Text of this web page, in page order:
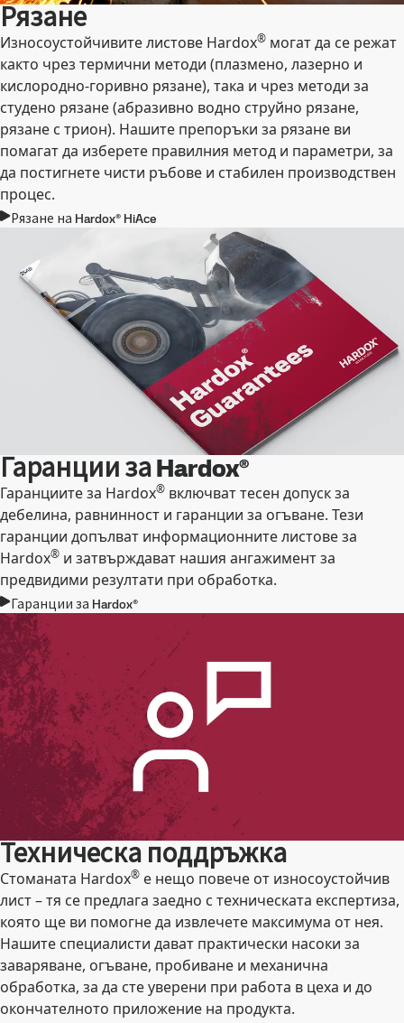
Рязане
Износоустойчивите листове Hardox® могат да се режат
както чрез термични методи (плазмено, лазерно и
кислородно-горивно рязане), така и чрез методи за
студено рязане (абразивно водно струйно рязане,
рязане с трион). Нашите препоръки за рязане ви
помагат да изберете правилния метод и параметри, за
да постигнете чисти ръбове и стабилен производствен
процес.
Рязане на Hardox® HiAce
Гаранции за Hardox®
Гаранциите за Hardox® включват тесен допуск за
дебелина, равнинност и гаранции за огъване. Тези
гаранции допълват информационните листове за
Hardox® и затвърждават нашия ангажимент за
предвидими резултати при обработка.
Гаранции за Hardox®
Техническа поддръжка
Стоманата Hardox® е нещо повече от износоустойчив
лист – тя се предлага заедно с техническата експертиза,
която ще ви помогне да извлечете максимума от нея.
Нашите специалисти дават практически насоки за
заваряване, огъване, пробиване и механична
обработка, за да сте уверени при работа в цеха и до
окончателното приложение на продукта.